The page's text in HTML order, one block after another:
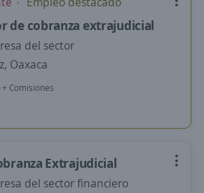
de cobranza extrajudicial
del sector
Oaxaca
Comisiones
Extrajudicial
del sector financiero